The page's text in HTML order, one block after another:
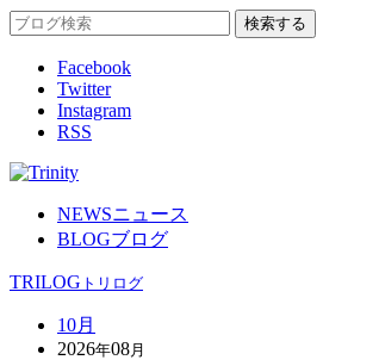
Facebook
Twitter
Instagram
RSS
NEWSニュース
BLOGブログ
TRILOG トリログ
10月
2026年08月